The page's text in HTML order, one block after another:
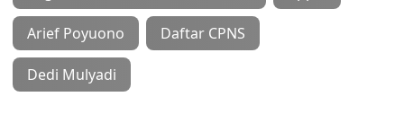
Arief Poyuono Daftar CPNS
Dedi Mulyadi